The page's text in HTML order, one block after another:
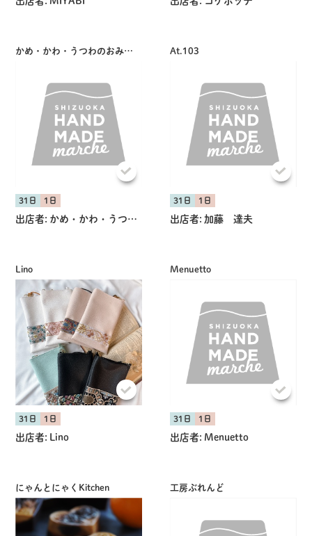
かめ・かわ・うつわのおみせ Smile＊F
31日 1日
出店者: かめ・かわ・うつわのおみせ Smile＊F
At.103
31日 1日
出店者: 加藤 達夫
Lino
31日 1日
出店者: Lino
Menuetto
31日 1日
出店者: Menuetto
にゃんとにゃくKitchen 工房ぶれんど